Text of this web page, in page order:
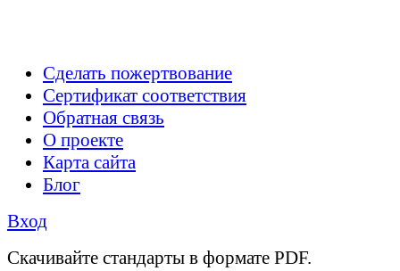
Сделать пожертвование
Сертификат соответствия
Обратная связь
О проекте
Карта сайта
Блог
Вход
Cкачивайте стандарты в формате PDF.